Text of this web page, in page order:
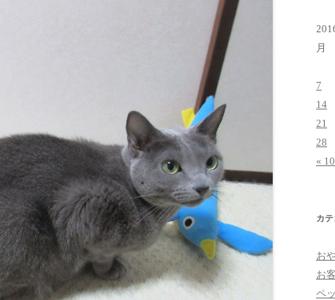
月
7
14
21
28
«
カ
お
お
ペ